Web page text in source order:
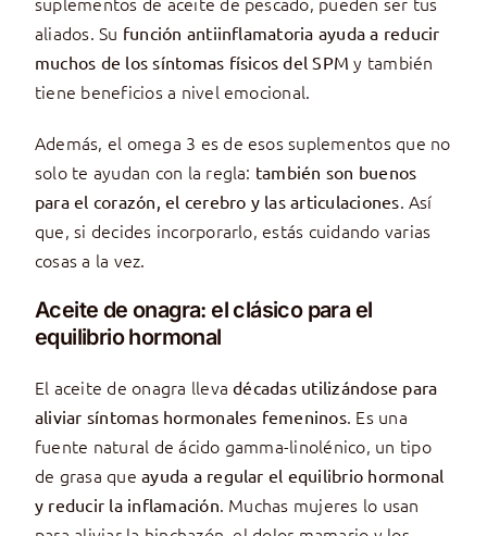
aliados. Su función antiinflamatoria ayuda a reducir
muchos de los síntomas físicos del SPM y también
tiene beneficios a nivel emocional.
Además, el omega 3 es de esos suplementos que no
solo te ayudan con la regla: también son buenos
para el corazón, el cerebro y las articulaciones. Así
que, si decides incorporarlo, estás cuidando varias
cosas a la vez.
Aceite de onagra: el clásico para el
equilibrio hormonal
El aceite de onagra llevadécadas utilizándose para
aliviar síntomas hormonales femeninos. Es una
fuente natural de ácido gamma-linolénico, un tipo
de grasa queayuda a regular el equilibrio hormonal
y reducir la inflamación. Muchas mujeres lo usan